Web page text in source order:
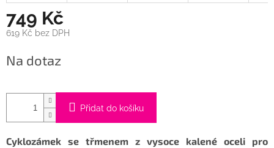
749 Kč
619 Kč bez DPH
cena:
Na dotaz
Přidat do košíku
Cyklozámek se třmenem z vysoce kalené oceli pro